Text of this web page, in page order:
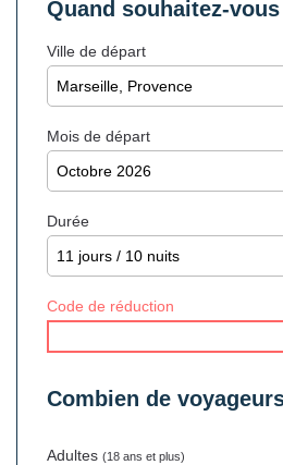
Quand souhaitez-
Ville de départ
Mois de départ
Durée
Code de réduction
Combien de
Adultes (18 ans et plus)